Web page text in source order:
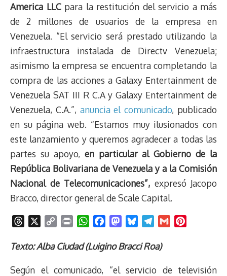
America LLCpara la restitución del servicio a más
de 2 millones de usuarios de la empresa en
Venezuela. “El servicio será prestado utilizando la
infraestructura instalada de Directv Venezuela;
asimismo la empresa se encuentra completando la
compra de las acciones a Galaxy Entertainment de
Venezuela SAT III R C.A y Galaxy Entertainment de
Venezuela, C.A.”, anuncia el comunicado, publicado
en su página web. “Estamos muy ilusionados con
este lanzamiento y queremos agradecer a todas las
partes su apoyo, en particular al Gobierno de la
República Bolivariana de Venezuela y a la Comisión
Nacional de Telecomunicaciones”, expresó Jacopo
Bracco, director general de Scale Capital.
r
a
p
L
i
t
W
a
s
c
M
s
o
u
s
l
g
l
e
Texto: Alba Ciudad (Luigino Bracci Roa)
Según el comunicado, “el servicio de televisión